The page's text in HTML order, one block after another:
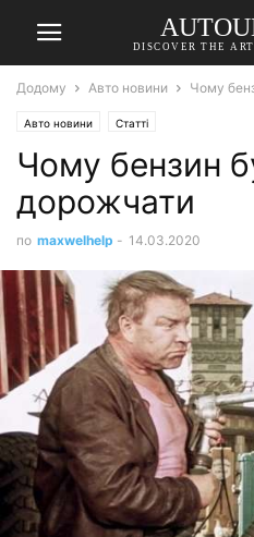
DISCOVER THE
Додому Авто новини Чому
Авто новини Статті
Чому бензин
дорожчати
по maxwelhelp - 14.03.2020